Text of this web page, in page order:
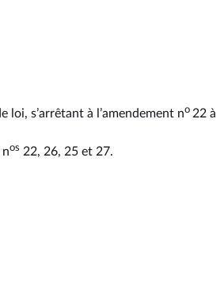
loi, s’arrêtant à l’amendement no 22 à
os 22, 26, 25 et 27.